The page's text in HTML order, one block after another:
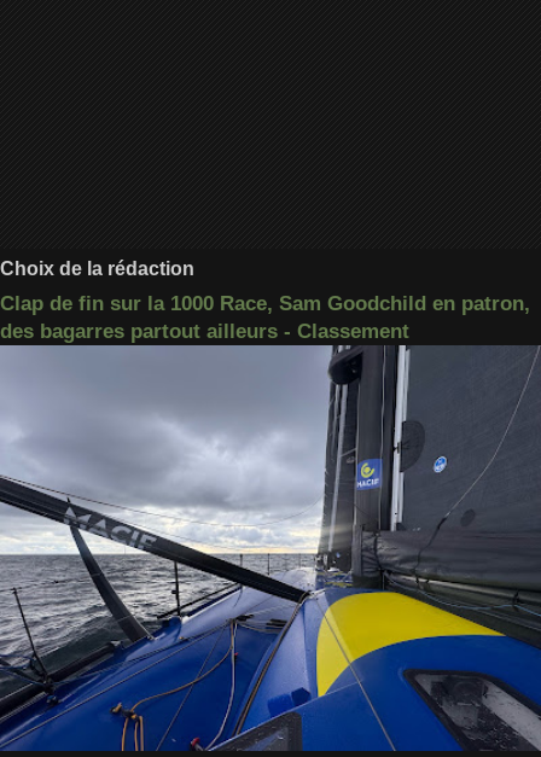
Choix de la rédaction
Clap de fin sur la 1000 Race, Sam Goodchild en patron,
des bagarres partout ailleurs - Classement